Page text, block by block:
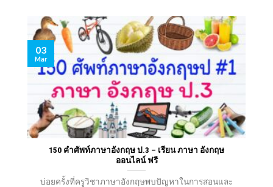
150 คําศัพท์ภาษาอังกฤษ ป.3 – เรียน ภาษา อังกฤษ
ออนไลน์ ฟรี
บ่อยครั้งที่ครูวิชาภาษาอังกฤษพบปัญหาในการสอนและ
03
Mar